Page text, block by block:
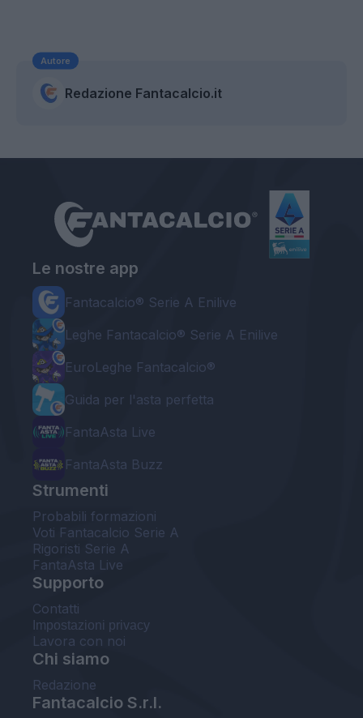
Autore
Redazione Fantacalcio.it
Le nostre app
Fantacalcio® Serie A Enilive
Leghe Fantacalcio® Serie A Enilive
EuroLeghe Fantacalcio®
Guida per l'asta perfetta
FantaAsta Live
FantaAsta Buzz
Strumenti
Probabili formazioni
Voti Fantacalcio Serie A
Rigoristi Serie A
FantaAsta Live
Supporto
Contatti
Impostazioni privacy
Lavora con noi
Chi siamo
Redazione
Fantacalcio S.r.l.